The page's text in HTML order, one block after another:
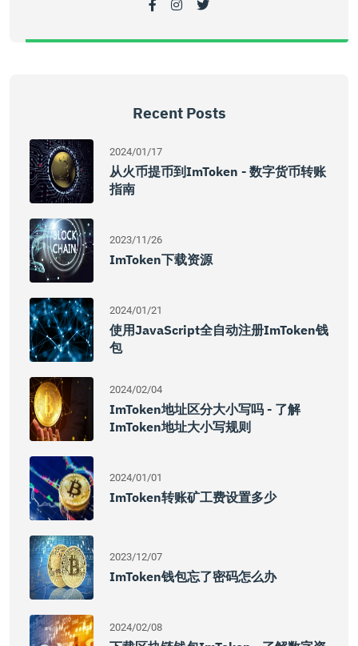
Recent Posts
2024/01/17
从火币提币到imToken - 数字货币转账
指南
2023/11/26
ImToken下载资源
2024/01/21
使用JavaScript全自动注册imToken钱
包
2024/02/04
ImToken地址区分大小写吗 - 了解
ImToken地址大小写规则
2024/01/01
ImToken转账矿工费设置多少
2023/12/07
ImToken钱包忘了密码怎么办
2024/02/08